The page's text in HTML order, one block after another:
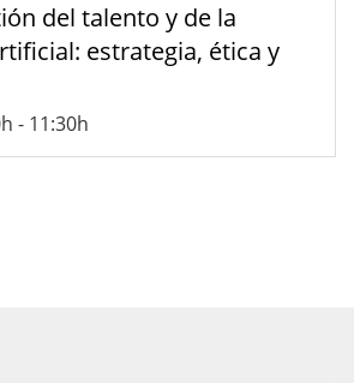
del talento y de la
estrategia, ética y
- 11:30h